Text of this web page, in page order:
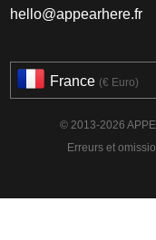
hello@appearhere.fr
France (€ Euro)
© 2013-2026
Erreurs et